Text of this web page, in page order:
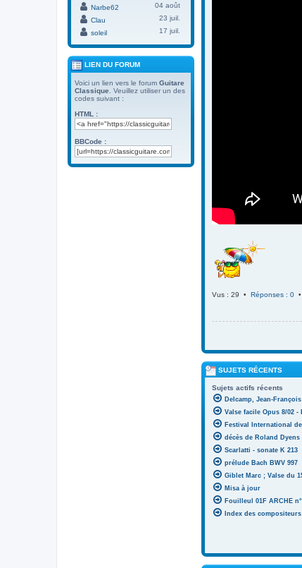
Vus : 29 • Réponses : 0 •
SUJETS RÉCENTS
Sujets actifs récents
Delcamp, Jean-
Valse facile Opus 8/02
Festival International
décès de Roland Dyens
Scarlatti - sonate K 213
prélude Bach BWV 997
Giblet Marc ; Valse du
Misa à jour
Fouilleul 01F ARCHE
Index des
Narbe62
04 août
Clau
23 juil.
soleil
17 juil.
LIEN DU FORUM
Voici un lien vers le forum Guitare
Classique . Veuillez utiliser un des
codes suivant :
HTML :
BBCode :